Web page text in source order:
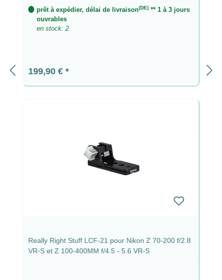
prêt à expédier, délai de livraison(DE)** 1 à 3 jours
ouvrables
en stock: 2
Prix régulier :
199,90 €
Really Right Stuff LCF-21 pour Nikon Z 70-200 f/2.8
VR-S et Z 100-400MM f/4.5 - 5.6 VR-S